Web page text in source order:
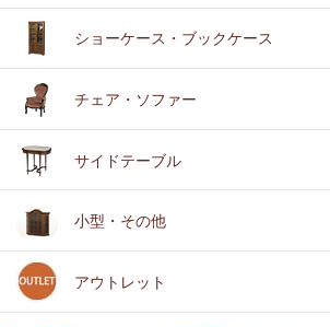
ショーケース・ブックケース
チェア・ソファー
サイドテーブル
小型・その他
アウトレット